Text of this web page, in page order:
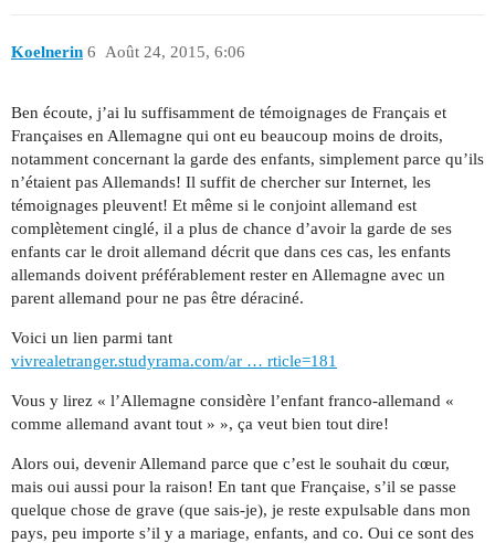
Koelnerin Août 24, 2015, 6:06
6
Ben écoute, j’ai lu suffisamment de témoignages de Français et
Françaises en Allemagne qui ont eu beaucoup moins de droits,
notamment concernant la garde des enfants, simplement parce qu’ils
n’étaient pas Allemands! Il suffit de chercher sur Internet, les
témoignages pleuvent! Et même si le conjoint allemand est
complètement cinglé, il a plus de chance d’avoir la garde de ses
enfants car le droit allemand décrit que dans ces cas, les enfants
allemands doivent préférablement rester en Allemagne avec un
parent allemand pour ne pas être déraciné.
Voici un lien parmi tant
vivrealetranger.studyrama.com/ar … rticle=181
Vous y lirez « l’Allemagne considère l’enfant franco-allemand «
comme allemand avant tout » », ça veut bien tout dire!
Alors oui, devenir Allemand parce que c’est le souhait du cœur,
mais oui aussi pour la raison! En tant que Française, s’il se passe
quelque chose de grave (que sais-je), je reste expulsable dans mon
pays, peu importe s’il y a mariage, enfants, and co. Oui ce sont des